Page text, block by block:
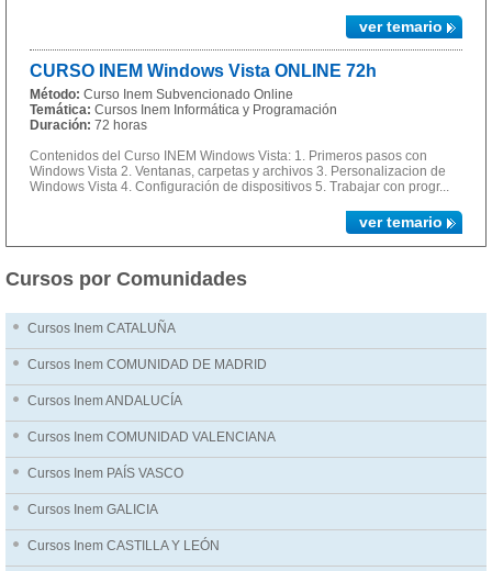
ver temario
CURSO INEM Windows Vista ONLINE 72h
Método: Curso Inem Subvencionado Online
Temática: Cursos Inem Informática y Programación
Duración: 72 horas
Contenidos del Curso INEM Windows Vista: 1. Primeros pasos con
Windows Vista 2. Ventanas, carpetas y archivos 3. Personalizacion de
Windows Vista 4. Configuración de dispositivos 5. Trabajar con progr...
ver temario
Cursos por Comunidades
Cursos Inem CATALUÑA
Cursos Inem COMUNIDAD DE MADRID
Cursos Inem ANDALUCÍA
Cursos Inem COMUNIDAD VALENCIANA
Cursos Inem PAÍS VASCO
Cursos Inem GALICIA
Cursos Inem CASTILLA Y LEÓN